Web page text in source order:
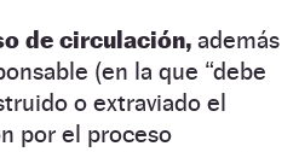
de circulación, además
(en la que “debe
o extraviado el
por el proceso